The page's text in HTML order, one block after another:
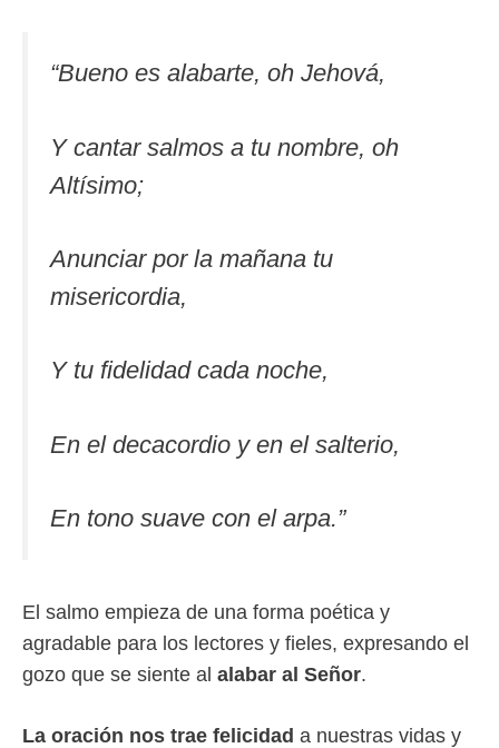
“Bueno es alabarte, oh Jehová,
Y cantar salmos a tu nombre, oh
Altísimo;
Anunciar por la mañana tu
misericordia,
Y tu fidelidad cada noche,
En el decacordio y en el salterio,
En tono suave con el arpa.”
El salmo empieza de una forma poética y
agradable para los lectores y fieles, expresando el
gozo que se siente al alabar al Señor.
La oración nos trae felicidad a nuestras vidas y